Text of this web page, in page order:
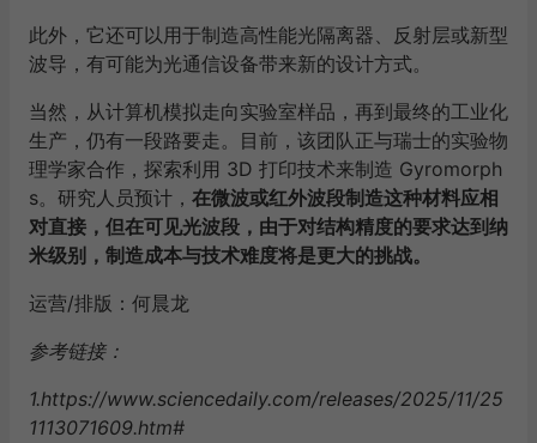
此外，它还可以用于制造高性能光隔离器、反射层或新型
波导，有可能为光通信设备带来新的设计方式。
当然，从计算机模拟走向实验室样品，再到最终的工业化
生产，仍有一段路要走。目前，该团队正与瑞士的实验物
理学家合作，探索利用 3D 打印技术来制造 Gyromorph
s。研究人员预计， 在微波或红外波段制造这种材料应相
对直接，但在可见光波段，由于对结构精度的要求达到纳
米级别，制造成本与技术难度将是更大的挑战。
运营/排版：何晨龙
参考链接：
1.https://www.sciencedaily.com/releases/2025/11/25
1113071609.htm#